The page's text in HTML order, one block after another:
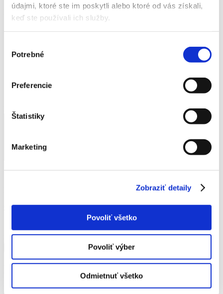
údajmi, ktoré ste im poskytli alebo ktoré od vás získali,
keď ste používali ich služby.
súhlasu
Potrebné
Preferencie
Štatistiky
Marketing
Zobraziť detaily
Povoliť všetko
Povoliť výber
Odmietnuť všetko
Kvetináč - kmeň
Domov
Kvetináče
Kmeň veľký
d3028ce7729506db3d91c28e1ebe59fd
Od14,76€
množstvo Kvetináč - kmeň
Podobné produkty